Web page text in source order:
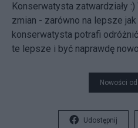
Konserwatysta zatwardziały
zmian - zarówno na lepsze
konserwatysta potrafi
te lepsze i być naprawdę
Nowości
Udostępnij